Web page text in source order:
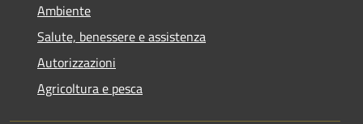
Ambiente
Salute, benessere e assistenza
Autorizzazioni
Agricoltura e pesca